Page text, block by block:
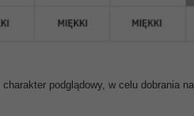
podglądowy, w celu dobrania